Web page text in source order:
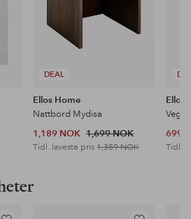
DEAL
Ellos Home
Nattbord Mydisa
1,189 NOK 1,699 NOK
Tidl. laveste pris1,359 NOK
Ellos
699
Tidl.